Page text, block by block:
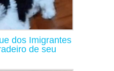
dos Imigrantes
de seu